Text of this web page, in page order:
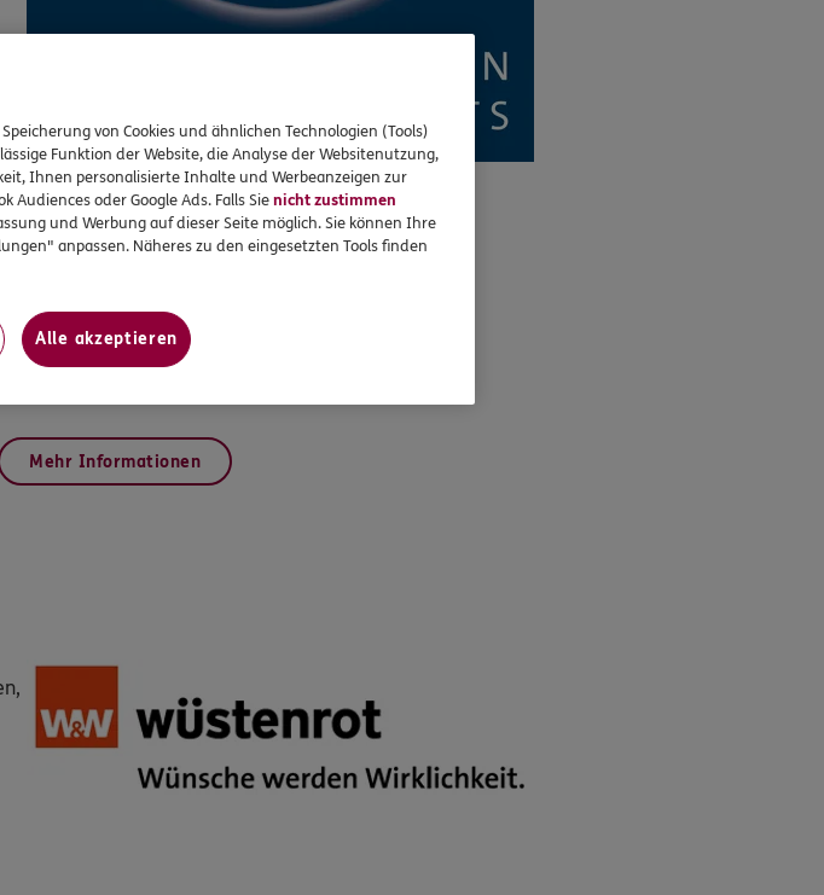
MEAG
Vermögensverwaltung und
Mehr Informationen
von Cookies und ähnlichen Technologien (Tools)
Funktion der Website, die Analyse der Websitenutzung,
Ihnen personalisierte Inhalte und Werbeanzeigen zur
Audiences oder Google Ads. Falls Sienicht zustimmen
und Werbung auf dieser Seite möglich. Sie können Ihre
anpassen. Näheres zu den eingesetzten Tools finden
Alle akzeptieren